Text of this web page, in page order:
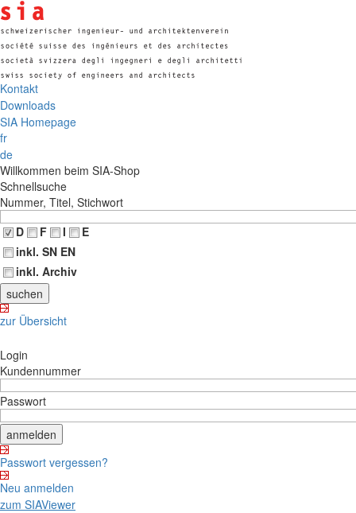
Kontakt
Downloads
SIA Homepage
fr
de
Willkommen beim SIA-Shop
Schnellsuche
Nummer, Titel, Stichwort
D
F I
E
inkl. SN EN
inkl. Archiv
zur Übersicht
Login
Kundennummer
Passwort
Passwort vergessen?
Neu anmelden
zum SIAViewer